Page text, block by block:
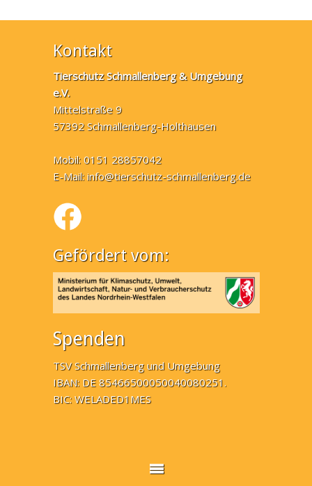
Kontakt
Tierschutz Schmallenberg & Umgebung
e.V.
Mittelstraße 9
57392 Schmallenberg-Holthausen
Mobil: 0151 28857042
E-Mail:info@tierschutz-schmallenberg.de
Gefördert vom:
Spenden
TSV Schmallenberg und Umgebung
IBAN: DE 85466500050040080251.
BIC: WELADED1MES